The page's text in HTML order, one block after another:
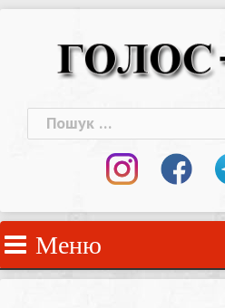
Пошук:
Меню